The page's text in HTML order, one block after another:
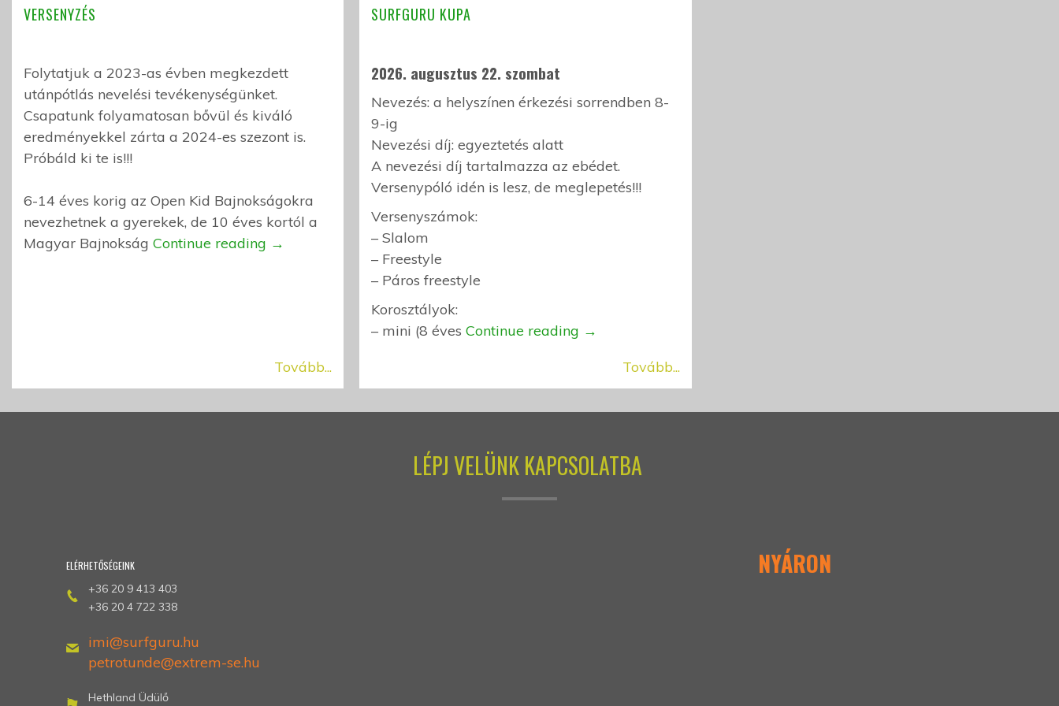
VERSENYZÉS
Folytatjuk a 2023-as évben megkezdett
utánpótlás nevelési tevékenységünket.
Csapatunk folyamatosan bővül és kiváló
eredményekkel zárta a 2024-es szezont is.
Próbáld ki te is!!!
6-14 éves korig az Open Kid Bajnokságokra
nevezhetnek a gyerekek, de 10 éves kortól a
Magyar Bajnokság Continue reading →
Tovább...
SURFGURU KUPA
2026. augusztus 22. szombat
Nevezés: a helyszínen érkezési sorrendben 8-
9-ig
Nevezési díj: egyeztetés alatt
A nevezési díj tartalmazza az ebédet.
Versenypóló idén is lesz, de meglepetés!!!
Versenyszámok:
– Slalom
– Freestyle
– Páros freestyle
Korosztályok:
– mini (8 évesContinue reading →
Tovább...
LÉPJ VELÜNK KAPCSOLATBA
ELÉRHETŐSÉGEINK
+36 20 9 413 403
+36 20 4 722 338
imi@surfguru.hu
petrotunde@extrem-se.hu
Hethland Üdülő
NYÁRON